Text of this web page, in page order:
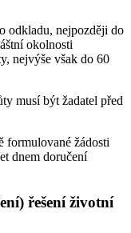
odkladu, nejpozději do
okolnosti
nejvýše však do 60
musí být žadatel před
formulované žádosti
dnem doručení
řešení životní